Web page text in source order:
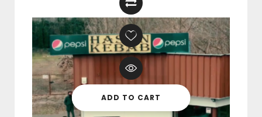
ADD TO CART